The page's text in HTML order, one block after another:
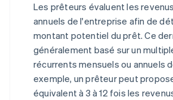
Les prêteurs évaluent les
annuels de l'entreprise afin de
montant potentiel du prêt. Ce
généralement basé sur un
récurrents mensuels ou annuels
exemple, un prêteur peut
équivalent à 3 à 12 fois les